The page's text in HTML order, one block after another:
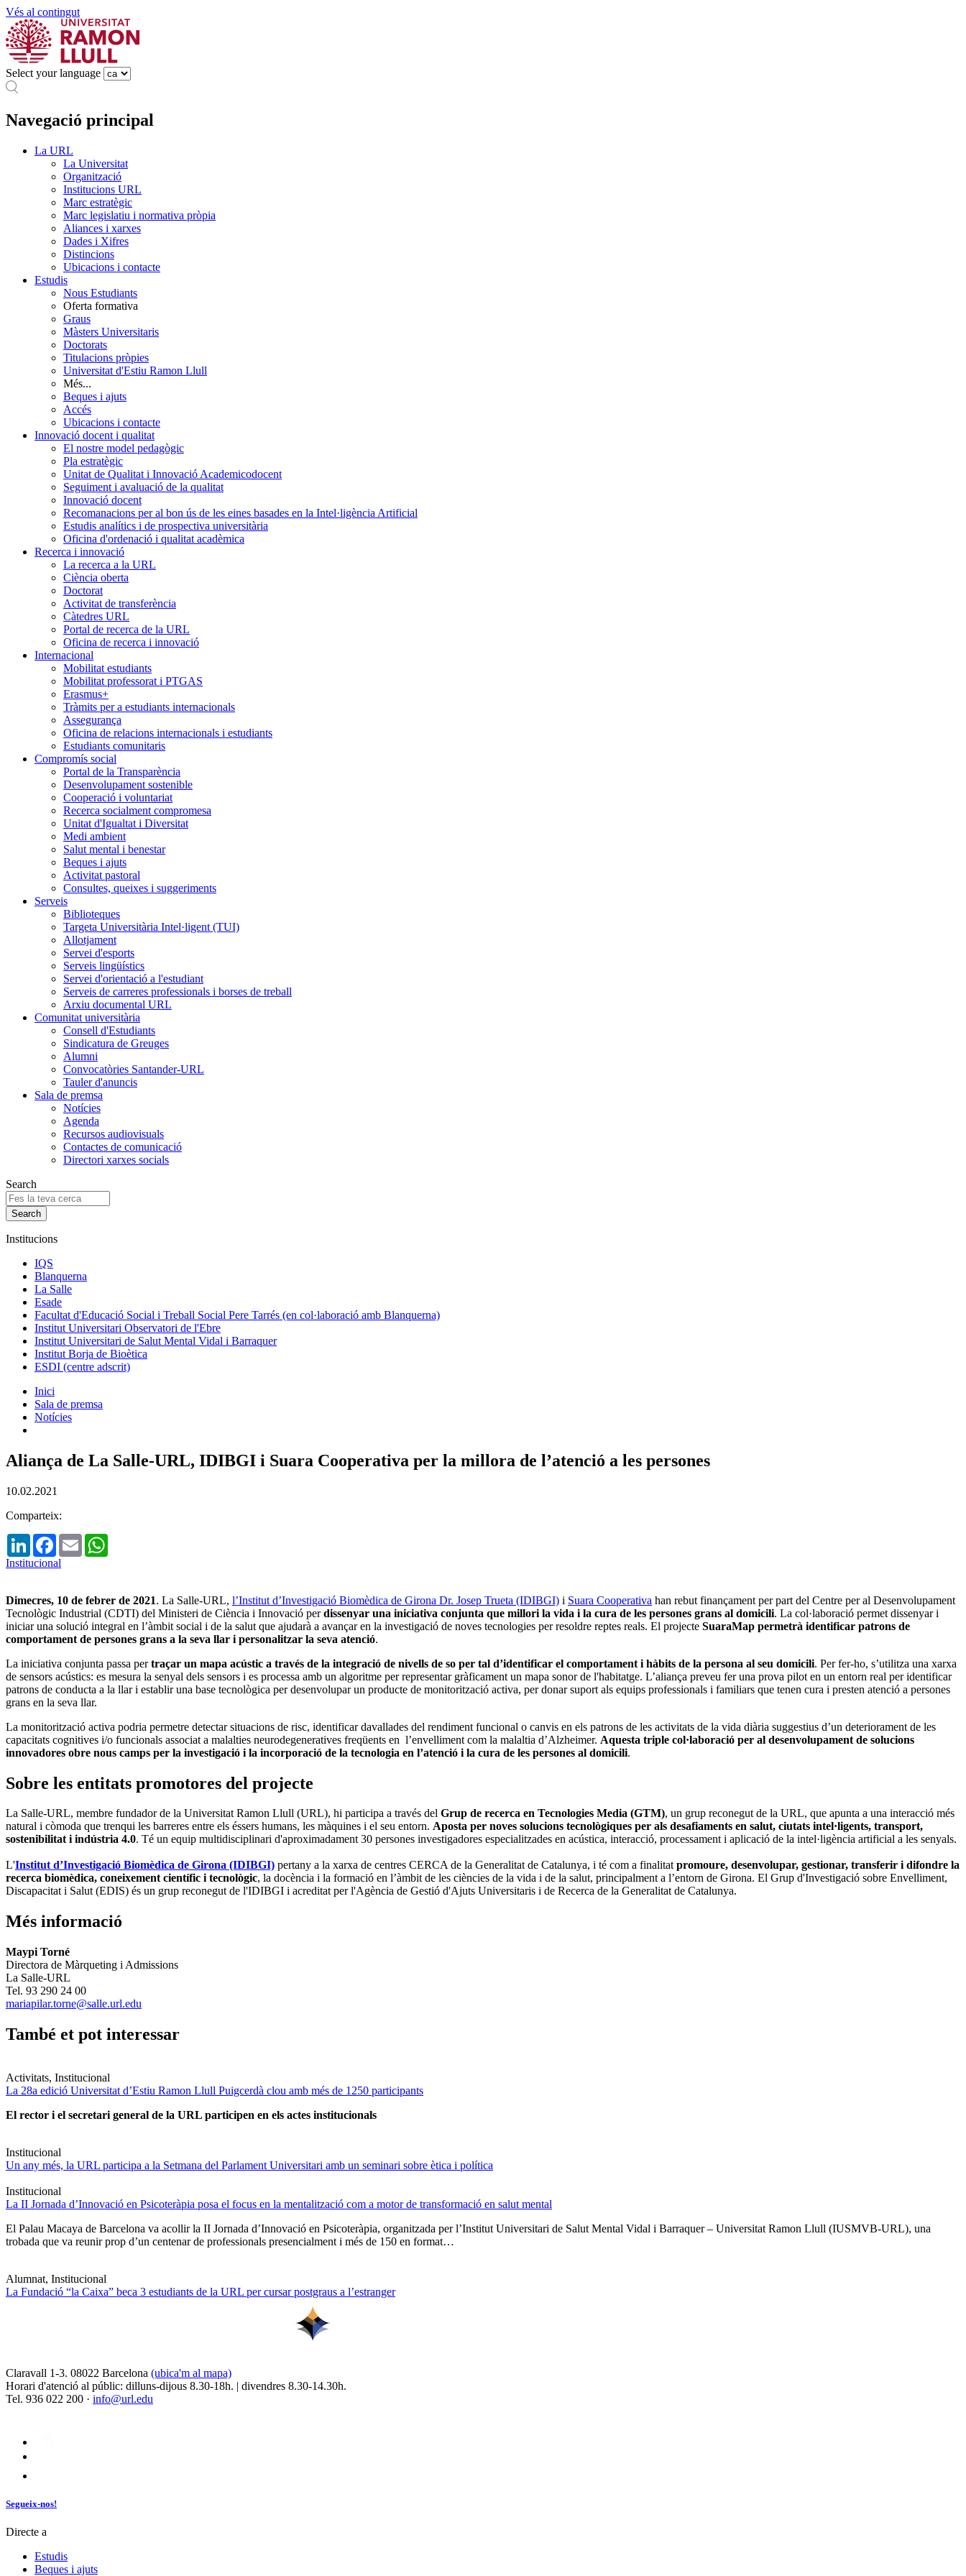
Vés al contingut
Select your language
Navegació principal
La URL
La Universitat
Organització
Institucions URL
Marc estratègic
Marc legislatiu i normativa pròpia
Aliances i xarxes
Dades i Xifres
Distincions
Ubicacions i contacte
Estudis
Nous Estudiants
Oferta formativa
Graus
Màsters Universitaris
Doctorats
Titulacions pròpies
Universitat d'Estiu Ramon Llull
Més...
Beques i ajuts
Accés
Ubicacions i contacte
Innovació docent i qualitat
El nostre model pedagògic
Pla estratègic
Unitat de Qualitat i Innovació Academicodocent
Seguiment i avaluació de la qualitat
Innovació docent
Recomanacions per al bon ús de les eines basades en la Intel·ligència Artificial
Estudis analítics i de prospectiva universitària
Oficina d'ordenació i qualitat acadèmica
Recerca i innovació
La recerca a la URL
Ciència oberta
Doctorat
Activitat de transferència
Càtedres URL
Portal de recerca de la URL
Oficina de recerca i innovació
Internacional
Mobilitat estudiants
Mobilitat professorat i PTGAS
Erasmus+
Tràmits per a estudiants internacionals
Assegurança
Oficina de relacions internacionals i estudiants
Estudiants comunitaris
Compromís social
Portal de la Transparència
Desenvolupament sostenible
Cooperació i voluntariat
Recerca socialment compromesa
Unitat d'Igualtat i Diversitat
Medi ambient
Salut mental i benestar
Beques i ajuts
Activitat pastoral
Consultes, queixes i suggeriments
Serveis
Biblioteques
Targeta Universitària Intel·ligent (TUI)
Allotjament
Servei d'esports
Serveis lingüístics
Servei d'orientació a l'estudiant
Serveis de carreres professionals i borses de treball
Arxiu documental URL
Comunitat universitària
Consell d'Estudiants
Sindicatura de Greuges
Alumni
Convocatòries Santander-URL
Tauler d'anuncis
Sala de premsa
Notícies
Agenda
Recursos audiovisuals
Contactes de comunicació
Directori xarxes socials
Search
Institucions
IQS
Blanquerna
La Salle
Esade
Facultat d'Educació Social i Treball Social Pere Tarrés (en col·laboració amb Blanquerna)
Institut Universitari Observatori de l'Ebre
Institut Universitari de Salut Mental Vidal i Barraquer
Institut Borja de Bioètica
ESDI (centre adscrit)
Inici
Sala de premsa
Notícies
Aliança de La Salle-URL, IDIBGI i Suara Cooperativa per la millora de l’atenció a les persones
10.02.2021
Comparteix:
LinkedInFacebook
Email
Institucional
Dimecres, 10 de febrer de 2021. La Salle-URL, l’Institut d’Investigació Biomèdica de Girona Dr. Josep Trueta (IDIBGI) i Suara Cooperativa han rebut finançament per part del Centre per al Desenvolupament
Tecnològic Industrial (CDTI) del Ministeri de Ciència i Innovació perdissenyar una iniciativa conjunta que millori la vida i la cura de les persones grans al domicili. La col·laboració permet dissenyar i
iniciar una solució integral en l’àmbit social i de la salut que ajudarà a avançar en la investigació de noves tecnologies per resoldre reptes reals. El projecte SuaraMap permetrà identificar patrons de
comportament de persones grans a la seva llar i personalitzar la seva atenció.
La iniciativa conjunta passa pertraçar un mapa acústic a través de la integració de nivells de so per tal d’identificar el comportament i hàbits de la persona al seu domicili. Per fer-ho, s’utilitza una xarxa
de sensors acústics: es mesura la senyal dels sensors i es processa amb un algoritme per representar gràficament un mapa sonor de l'habitatge. L’aliança preveu fer una prova pilot en un entorn real per identificar
patrons de conducta a la llar i establir una base tecnològica per desenvolupar un producte de monitorització activa, per donar suport als equips professionals i familiars que tenen cura i presten atenció a persones
grans en la seva llar.
La monitorització activa podria permetre detectar situacions de risc, identificar davallades del rendiment funcional o canvis en els patrons de les activitats de la vida diària suggestius d’un deteriorament de les
capacitats cognitives i/o funcionals associat a malalties neurodegeneratives freqüents en l’envelliment com la malaltia d’Alzheimer. Aquesta triple col·laboració per al desenvolupament de solucions
innovadores obre nous camps per la investigació i la incorporació de la tecnologia en l’atenció i la cura de les persones al domicili.
Sobre les entitats promotores del projecte
La Salle-URL, membre fundador de la Universitat Ramon Llull (URL), hi participa a través del Grup de recerca en Tecnologies Media (GTM), un grup reconegut de la URL, que apunta a una interacció més
natural i còmoda que trenqui les barreres entre els éssers humans, les màquines i el seu entorn. Aposta per noves solucions tecnològiques per als desafiaments en salut, ciutats intel·ligents, transport,
sostenibilitat i indústria 4.0. Té un equip multidisciplinari d'aproximadament 30 persones investigadores especialitzades en acústica, interacció, processament i aplicació de la intel·ligència artificial a les senyals.
L'Institut d’Investigació Biomèdica de Girona (IDIBGI) pertany a la xarxa de centres CERCA de la Generalitat de Catalunya, i té com a finalitatpromoure, desenvolupar, gestionar, transferir i difondre la
recerca biomèdica, coneixement científic i tecnològic, la docència i la formació en l’àmbit de les ciències de la vida i de la salut, principalment a l’entorn de Girona. El Grup d'Investigació sobre Envelliment,
Discapacitat i Salut (EDIS) és un grup reconegut de l'IDIBGI i acreditat per l'Agència de Gestió d'Ajuts Universitaris i de Recerca de la Generalitat de Catalunya.
Més informació
Maypi Torné
Directora de Màrqueting i Admissions
La Salle-URL
Tel. 93 290 24 00
mariapilar.torne@salle.url.edu
També et pot interessar
Activitats, Institucional
La 28a edició Universitat d’Estiu Ramon Llull Puigcerdà clou amb més de 1250 participants
El rector i el secretari general de la URL participen en els actes institucionals
Institucional
Un any més, la URL participa a la Setmana del Parlament Universitari amb un seminari sobre ètica i política
Institucional
La II Jornada d’Innovació en Psicoteràpia posa el focus en la mentalització com a motor de transformació en salut mental
El Palau Macaya de Barcelona va acollir la II Jornada d’Innovació en Psicoteràpia, organitzada per l’Institut Universitari de Salut Mental Vidal i Barraquer – Universitat Ramon Llull (IUSMVB-URL), una
trobada que va reunir prop d’un centenar de professionals presencialment i més de 150 en format…
Alumnat, Institucional
La Fundació “la Caixa” beca 3 estudiants de la URL per cursar postgraus a l’estranger
Claravall 1-3. 08022 Barcelona (ubica'm al mapa)
Horari d'atenció al públic: dilluns-dijous 8.30-18h. | divendres 8.30-14.30h.
Tel. 936 022 200 · info@url.edu
Segueix-nos!
Directe a
Estudis
Beques i ajuts